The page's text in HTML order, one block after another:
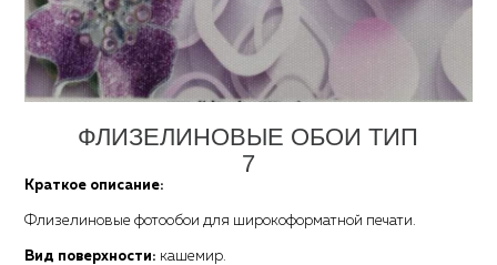
ФЛИЗЕЛИНОВЫЕ ОБОИ ТИП
7
Краткое описание:
Флизелиновые фотообои для широкоформатной печати.
Вид поверхности: кашемир.